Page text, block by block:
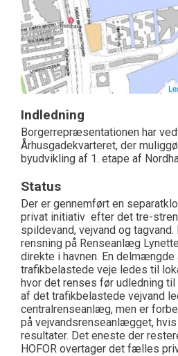
Indledning
Borgerrepræsentationen har
Århusgadekvarteret, der
byudvikling af 1. etape af
Status
Der er gennemført en
privat initiativ efter det tre-
spildevand, vejvand og
rensning på Renseanlæg
direkte i havnen. En
trafikbelastede veje ledes til
hvor det renses før udledning til
af det trafikbelastede vejvand
centralrenseanlæg, men er
på vejvandsrenseanlægget,
resultater. Det eneste der
HOFOR overtager det fælles